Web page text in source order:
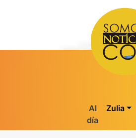
Al
día
Zulia